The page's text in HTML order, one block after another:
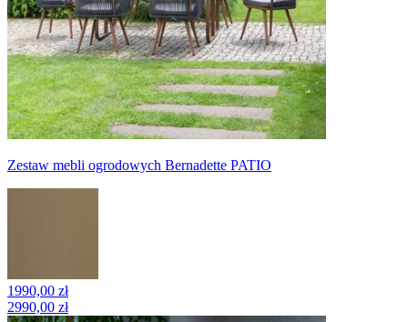
Zestaw mebli ogrodowych Bernadette PATIO
1990,00 zł
2990,00 zł